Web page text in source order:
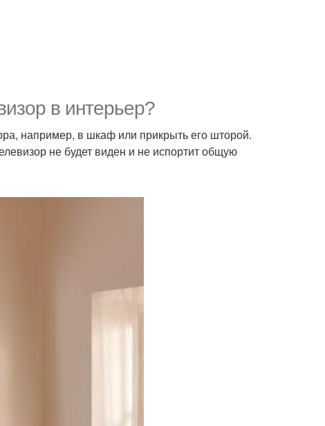
в интерьер?
например, в шкаф или прикрыть его шторой.
не будет виден и не испортит общую